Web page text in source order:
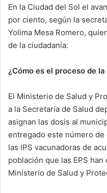
En la Ciudad del Sol el
por ciento, según la
Yolima Mesa Romero,
de la ciudadanía:
¿Cómo es el proceso de
El Ministerio de Salud y
a la Secretaría de Salud
asignan las dosis al
entregado este número
las IPS vacunadoras de
población que las EPS
Ministerio de Salud y